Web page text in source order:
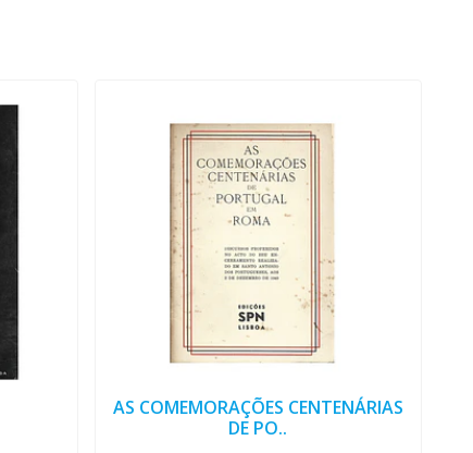
AS COMEMORAÇÕES CENTENÁRIAS
DE PO..